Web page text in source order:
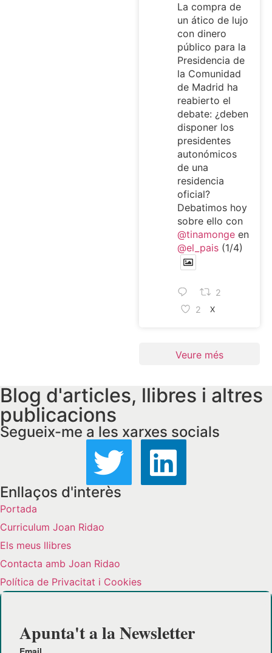
La compra de
un ático de lujo
con dinero
público para la
Presidencia de
la Comunidad
de Madrid ha
reabierto el
debate: ¿deben
disponer los
presidentes
autonómicos
de una
residencia
oficial?
Debatimos hoy
sobre ello con
@tinamongeen
@el_pais(1/4)
2
2
X
Veure més
Blog d'articles, llibres i altres
publicacions
Segueix-me a les xarxes socials
Enllaços d'interès
Portada
Curriculum Joan Ridao
Els meus llibres
Contacta amb Joan Ridao
Política de Privacitat i Cookies